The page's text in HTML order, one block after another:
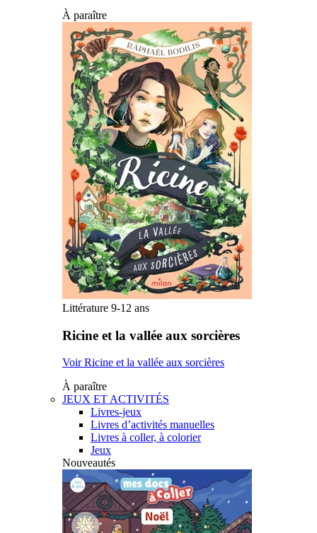
À paraître
Littérature 9-12 ans
Ricine et la vallée aux sorcières
Voir Ricine et la vallée aux sorcières
À paraître
JEUX ET ACTIVITÉS
Livres-jeux
Livres d’activités manuelles
Livres à coller, à colorier
Jeux
Nouveautés